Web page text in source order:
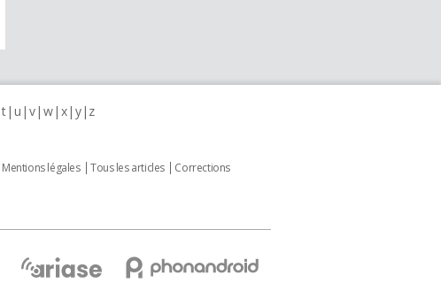
t u v w x y z
Mentions légales Tous les articles
Corrections